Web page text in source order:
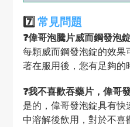
7️⃣ 常見問題
❓偉哥泡騰片威而鋼發泡
每顆威而鋼發泡錠的效
著在服用後，您有足夠的
❓我不喜歡吞藥片，偉哥
是的，偉哥發泡錠具有
中溶解後飲用，對於不